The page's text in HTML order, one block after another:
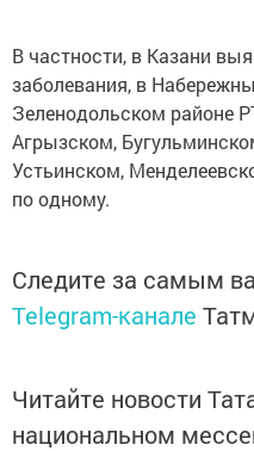
В частности, в Казани
заболевания, в
Зеленодольском районе
Агрызском,
Устьинском,
по одному.
Следите за самым
Telegram-канале
Читайте новости
национальном